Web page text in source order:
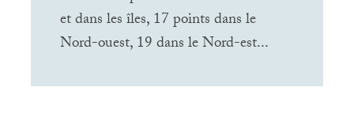
et dans les îles, 17 points dans le
Nord-ouest, 19 dans le Nord-est...